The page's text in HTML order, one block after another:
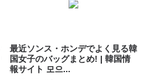
最近ソンス・ホンデでよく見る韓
国女子のバッグまとめ! | 韓国情
報サイト 모으...